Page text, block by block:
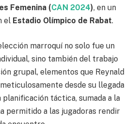
Femenina (CAN 2024), en un
el Estadio Olímpico de Rabat.
marroquí no solo fue un
sino también del trabajo
grupal, elementos que Reynald
desde su llegada
planificación táctica, sumada a la
permitido a las jugadoras rendir